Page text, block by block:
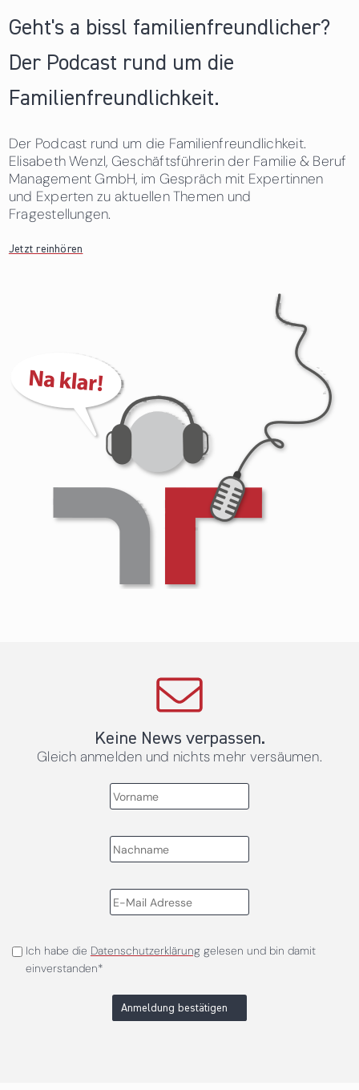
Geht's a bissl familienfreundlicher?
Der Podcast rund um die
Familienfreundlichkeit.
Der Podcast rund um die Familienfreundlichkeit.
Elisabeth Wenzl, Geschäftsführerin der Familie & Beruf
Management GmbH, im Gespräch mit Expertinnen
und Experten zu aktuellen Themen und
Fragestellungen.
Jetzt reinhören
Keine News verpassen.
Gleich anmelden und nichts mehr versäumen.
Ich habe die Datenschutzerklärunggelesen und bin damit
einverstanden*
Anmeldung bestätigen